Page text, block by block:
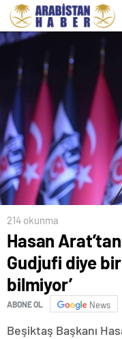
214 okunma
Hasan
Gudjufi diye
bilmiyor’
ABONE OL News
Beşiktaş Başkanı